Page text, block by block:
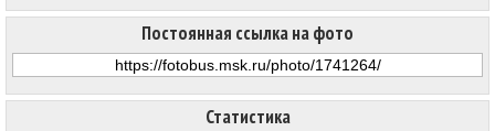
Статистика
Постоянная ссылка на фото